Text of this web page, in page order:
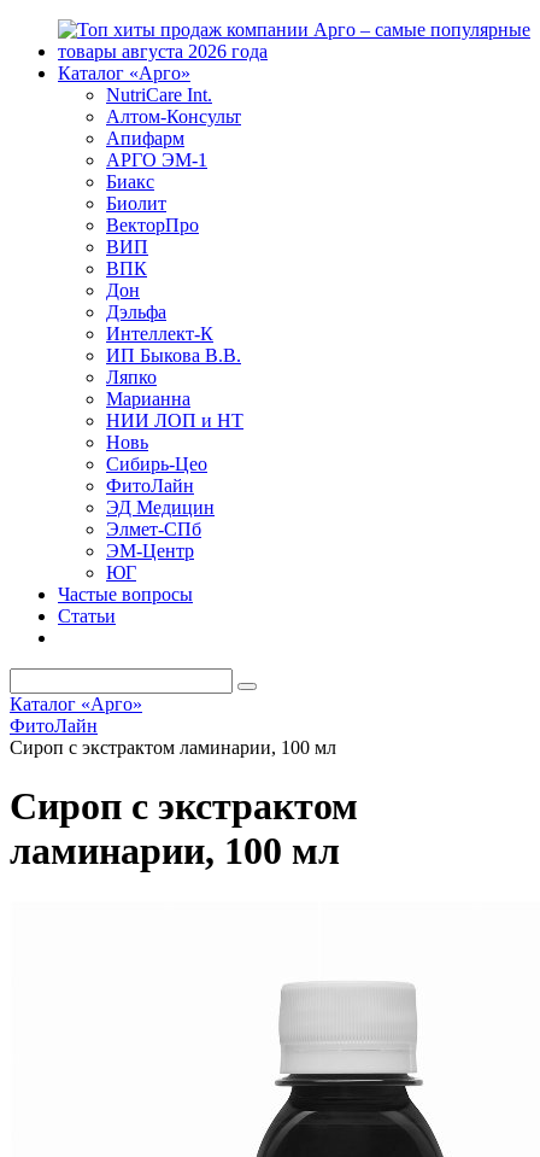
Каталог «Арго»
NutriCare Int.
Алтом-Консульт
Апифарм
АРГО ЭМ-1
Биакс
Биолит
ВекторПро
ВИП
ВПК
Дон
Дэльфа
Интеллект-К
ИП Быкова В.В.
Ляпко
Марианна
НИИ ЛОП и НТ
Новь
Сибирь-Цео
ФитоЛайн
ЭД Медицин
Элмет-СПб
ЭМ-Центр
ЮГ
Частые вопросы
Статьи
Каталог «Арго»
ФитоЛайн
Сироп с экстрактом ламинарии, 100 мл
Сироп с экстрактом
ламинарии, 100 мл